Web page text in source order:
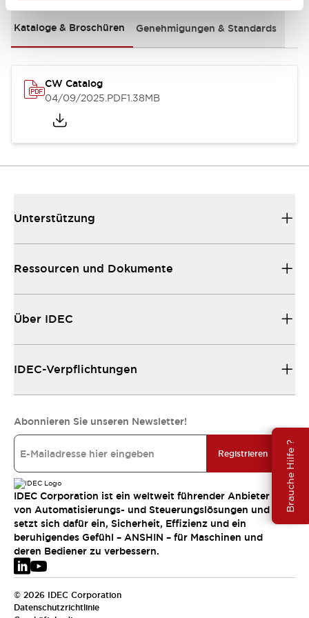
Brauche Hilfe ?
Kataloge & Broschüren Genehmigungen & Standards
CW Catalog
04/09/2025.PDF1.38MB
Unterstützung
Ressourcen und Dokumente
Über IDEC
IDEC-Verpflichtungen
Abonnieren Sie unseren Newsletter!
Registrieren
IDEC Corporation ist ein weltweit führender Anbieter
von Automatisierungs- und Steuerungslösungen und
setzt sich dafür ein, Sicherheit, Effizienz und ein
beruhigendes Gefühl – ANSHIN – für Maschinen und
deren Bediener zu verbessern.
© 2026 IDEC Corporation
Datenschutzrichtlinie